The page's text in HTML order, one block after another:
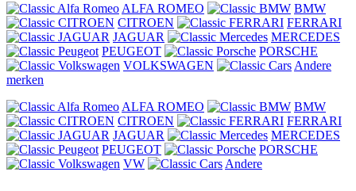
ALFA ROMEO
BMW
CITROEN
FERRARI
JAGUAR
MERCEDES
PEUGEOT
PORSCHE
VOLKSWAGEN
Andere
merken
ALFA ROMEO
BMW
CITROEN
FERRARI
JAGUAR
MERCEDES
PEUGEOT
PORSCHE
VW
Andere